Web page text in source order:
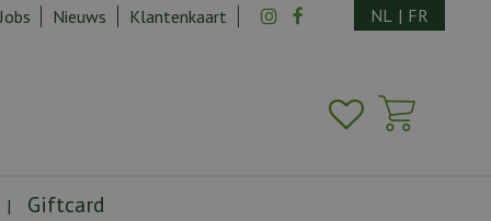
Nieuws Klantenkaart NL | FR
Giftcard